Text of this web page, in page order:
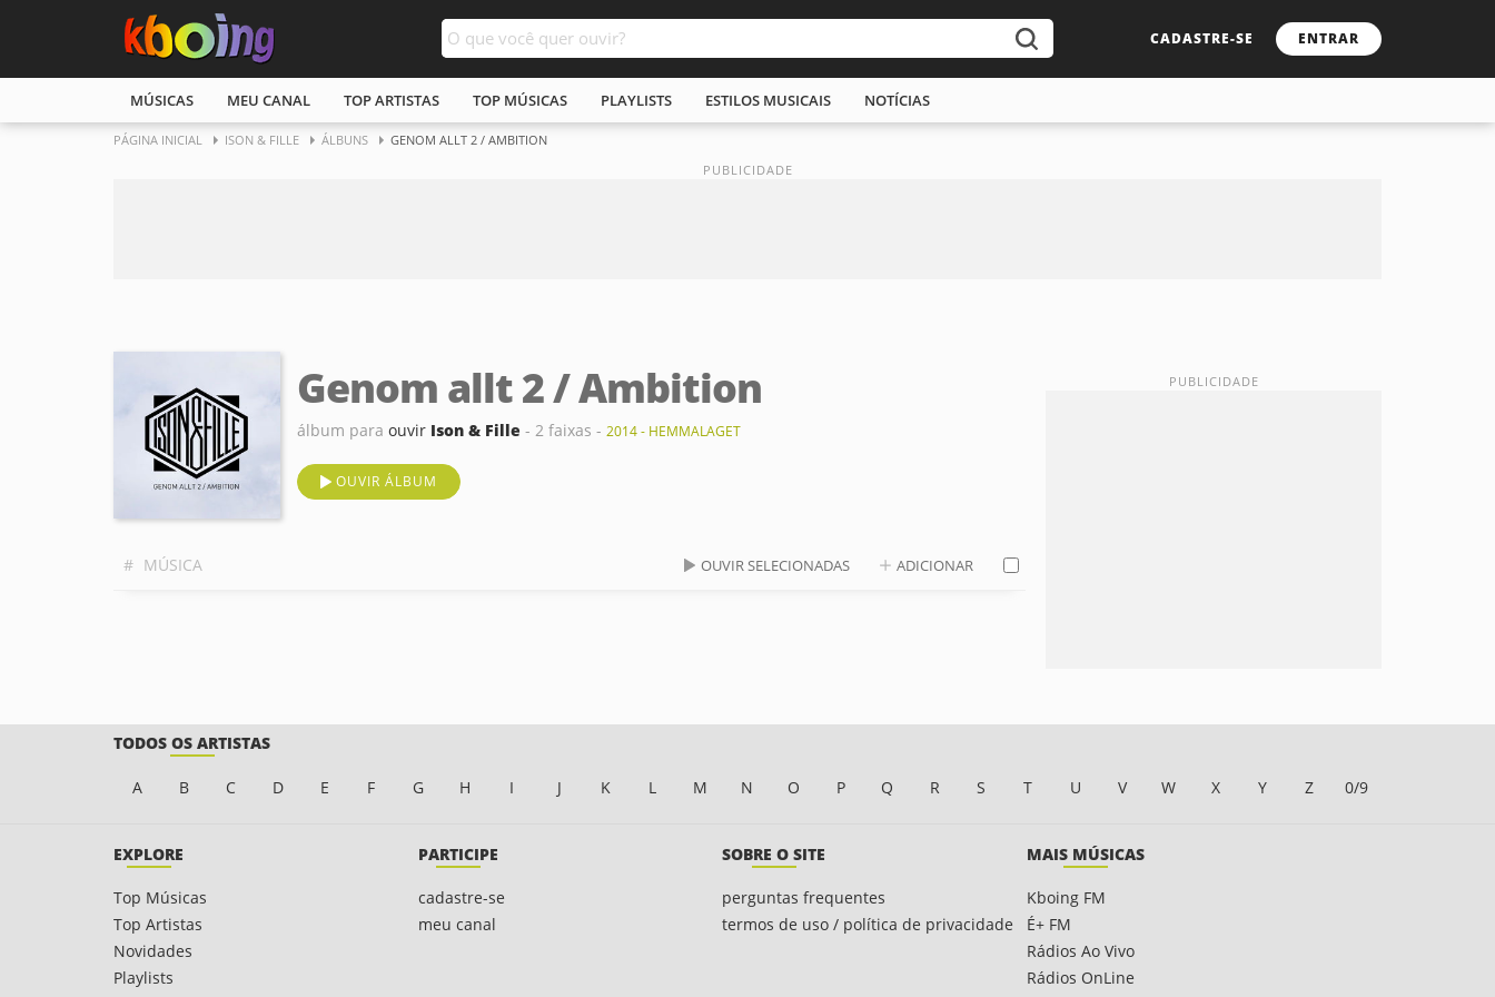
CADASTRE-SE ENTRAR
MÚSICAS MEU CANAL TOP ARTISTAS TOP MÚSICAS PLAYLISTS ESTILOS MUSICAIS NOTÍCIAS
PÁGINA INICIAL ISON & FILLE ÁLBUNS GENOM ALLT 2 / AMBITION
Genom allt 2 / Ambition
álbum para ouvir Ison & Fille - 2 faixas - 2014 - HEMMALAGET
OUVIR ÁLBUM
# MÚSICA OUVIR SELECIONADAS ADICIONAR
TODOS OS ARTISTAS
A B C D E F G H I J K L M N O P Q R S T U V W X Y Z 0/9
EXPLORE
Top Músicas
Top Artistas
Novidades
Playlists
PARTICIPE
cadastre-se
meu canal
SOBRE O SITE
perguntas frequentes
termos de uso / política de privacidade
MAIS MÚSICAS
Kboing FM
É+ FM
Rádios Ao Vivo
Rádios OnLine